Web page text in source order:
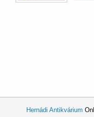
Hernádi Antikvárium